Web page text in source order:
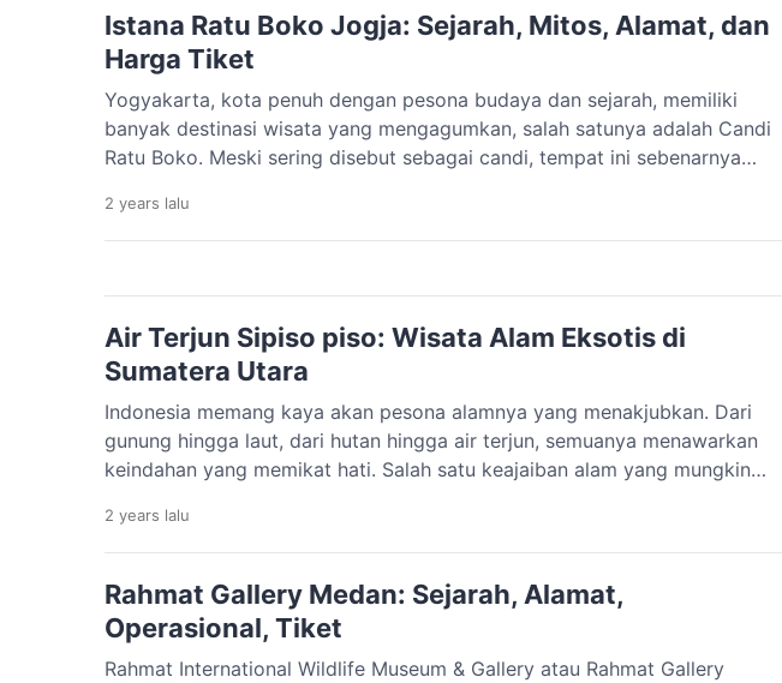
Istana Ratu Boko Jogja: Sejarah, Mitos, Alamat, dan
Harga Tiket
Yogyakarta, kota penuh dengan pesona budaya dan sejarah, memiliki
banyak destinasi wisata yang mengagumkan, salah satunya adalah Candi
Ratu Boko. Meski sering disebut sebagai candi, tempat ini sebenarnya
Terletak di perbukitan indah di selatan Candi Prambanan, Istana Ratu Boko
Jogja menawarkan perpaduan antara sejarah, […]
2 years lalu
Air Terjun Sipiso piso: Wisata Alam Eksotis di
Sumatera Utara
Indonesia memang kaya akan pesona alamnya yang menakjubkan. Dari
gunung hingga laut, dari hutan hingga air terjun, semuanya menawarkan
keindahan yang memikat hati. Salah satu keajaiban alam yang mungkin
Kabupaten Karo, Sumatera Utara. Air terjun ini bukan hanya menawarkan
pemandangan yang luar biasa, tetapi juga […]
2 years lalu
Rahmat Gallery Medan: Sejarah, Alamat,
Operasional, Tiket
Rahmat International Wildlife Museum & Gallery atau Rahmat Gallery